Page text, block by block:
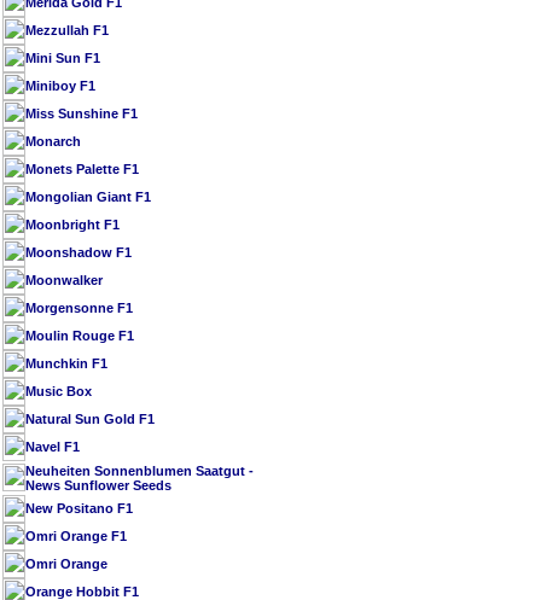
Mezzullah F1
Mini Sun F1
Miniboy F1
Miss Sunshine F1
Monarch
Monets Palette F1
Mongolian Giant F1
Moonbright F1
Moonshadow F1
Moonwalker
Morgensonne F1
Moulin Rouge F1
Munchkin F1
Music Box
Natural Sun Gold F1
Navel F1
Neuheiten Sonnenblumen Saatgut -
News Sunflower Seeds
New Positano F1
Omri Orange F1
Omri Orange
Orange Hobbit F1